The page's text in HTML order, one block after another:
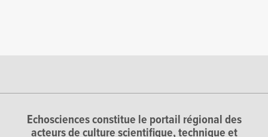
Echosciences constitue le portail régional des
acteurs de culture scientifique, technique et